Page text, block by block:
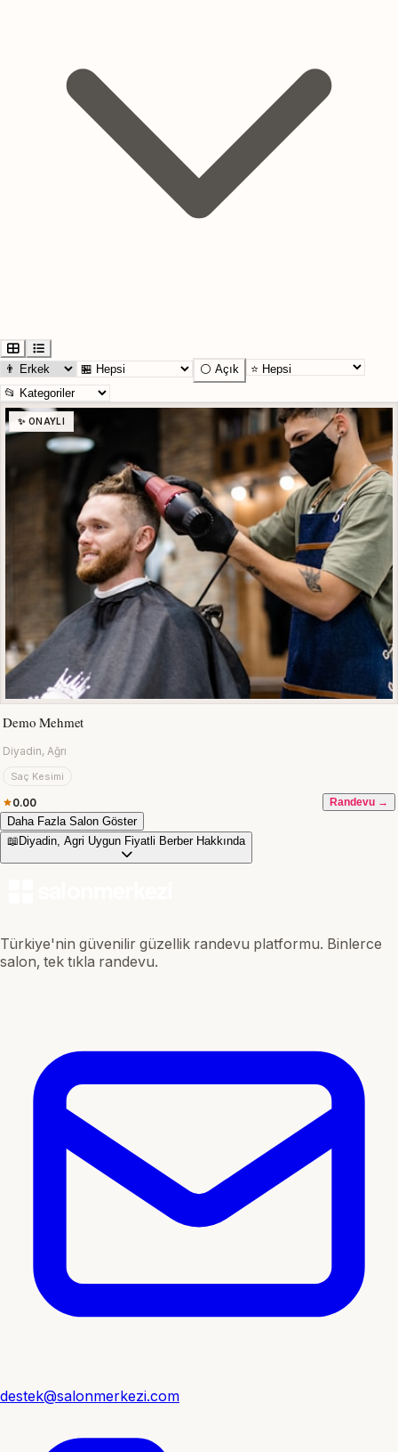
⚪ Açık
✨ ONAYLI
Demo Mehmet
Diyadin, Ağrı
Saç Kesimi
0.00 Randevu →
Daha Fazla Salon Göster
📖 Diyadin, Agri Uygun Fiyatli Berber Hakkında
Türkiye'nin güvenilir güzellik randevu platformu. Binlerce
salon, tek tıkla randevu.
destek@salonmerkezi.com